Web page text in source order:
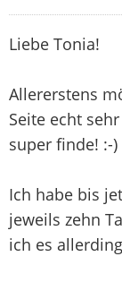
Liebe Tonia!
Allererstens
Seite echt
super finde! :-)
Ich habe bis
jeweils zehn
ich es